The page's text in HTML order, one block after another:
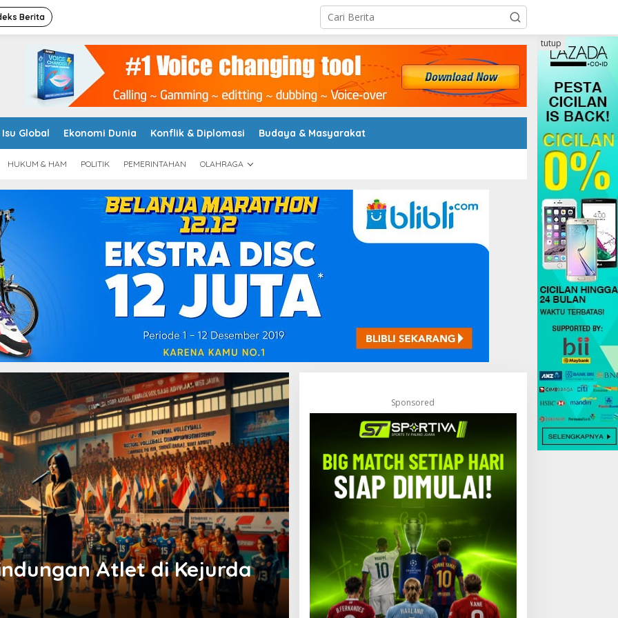
Berita
Isu Global Ekonomi Dunia Konflik & Diplomasi Budaya & Masyarakat
HUKUM & HAM POLITIK PEMERINTAHAN OLAHRAGA
tutup
Atlet di Kejurda
Sponsored